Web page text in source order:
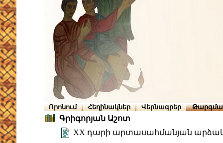
Որոնում Հեղինակներ Վերնագրեր
Գրիգորյան Աշոտ
XX դարի արտասահմանյան